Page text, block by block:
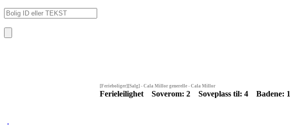
[Ferieboliger][Salg] - Cala Millor generelle - Cala Millor
Ferieleilighet Soverom: 2 Soveplass til: 4 Badene: 1